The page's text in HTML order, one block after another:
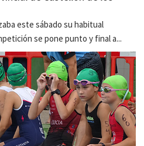
este sábado su habitual
se pone punto y final a...